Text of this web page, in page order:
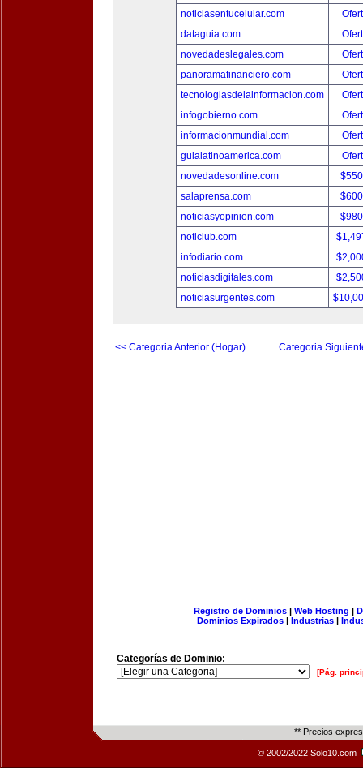
noticiasentucelular.com
dataguia.com
novedadeslegales.com
panoramafinanciero.com
tecnologiasdelainformacion.com
infogobierno.com
informacionmundial.com
guialatinoamerica.com
novedadesonline.com
salaprensa.com
noticiasyopinion.com
noticlub.com
infodiario.com
noticiasdigitales.com
noticiasurgentes.com
<< Categoria Anterior (Hogar) Categoria
Registro de Dominios| Web Hosting |
Dominios Expirados | Industrias |
Categorías de Dominio:
[Pág.
** Precios
© 2002/2022 Solo10.com